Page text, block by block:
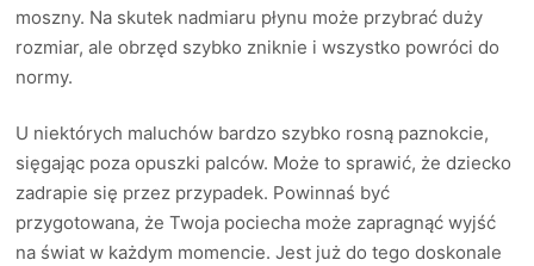
moszny. Na skutek nadmiaru płynu może przybrać duży
rozmiar, ale obrzęd szybko zniknie i wszystko powróci do
normy.
U niektórych maluchów bardzo szybko rosną paznokcie,
sięgając poza opuszki palców. Może to sprawić, że dziecko
zadrapie się przez przypadek. Powinnaś być
przygotowana, że Twoja pociecha może zapragnąć wyjść
na świat w każdym momencie. Jest już do tego doskonale